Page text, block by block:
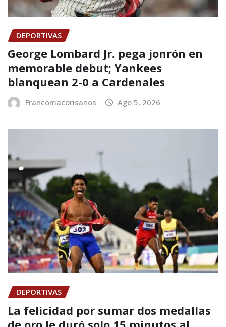
DEPORTIVAS
George Lombard Jr. pega jonrón en
memorable debut; Yankees
blanquean 2-0 a Cardenales
Francomacorisanos Ago 5, 2026
DEPORTIVAS
La felicidad por sumar dos medallas